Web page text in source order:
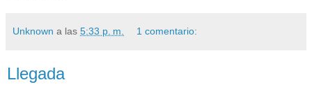
Unknown a las 5:33 p. m. 1 comentario:
Llegada